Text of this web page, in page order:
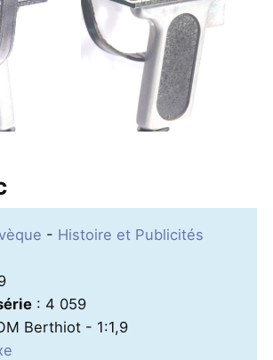
- Histoire et Publicités
: 4 059
Berthiot - 1:1,9